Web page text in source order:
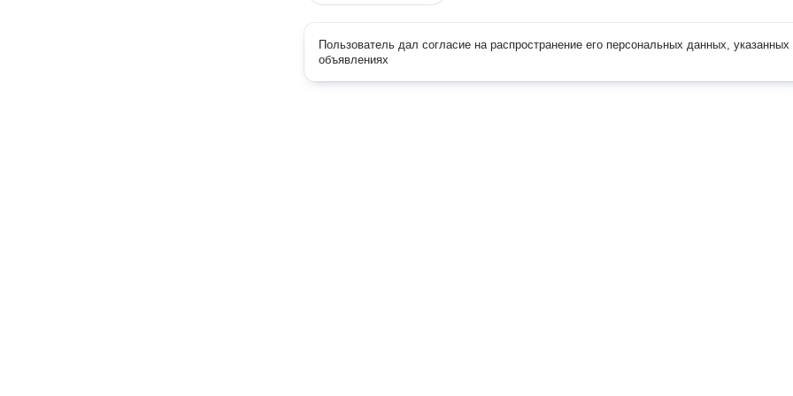
Пользователь дал согласие на распространение его персональных данных, указанных
объявлениях